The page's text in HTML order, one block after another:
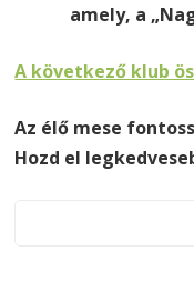
amely, a
A következő klub
Az élő mese
Hozd el